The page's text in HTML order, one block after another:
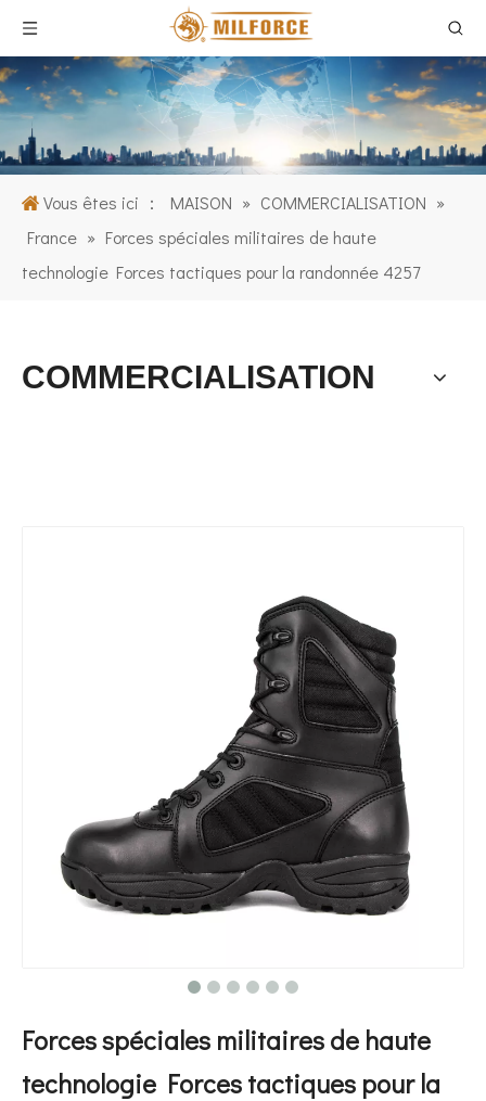
Vous êtes ici ： MAISON » COMMERCIALISATION »
France » Forces spéciales militaires de haute
technologie Forces tactiques pour la randonnée 4257
COMMERCIALISATION
Forces spéciales militaires de haute
technologie Forces tactiques pour la